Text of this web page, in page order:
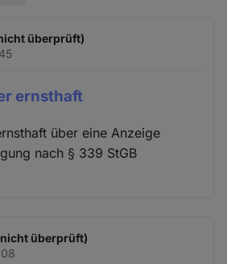
überprüft)
ernsthaft
über eine Anzeige
nach § 339 StGB
überprüft)